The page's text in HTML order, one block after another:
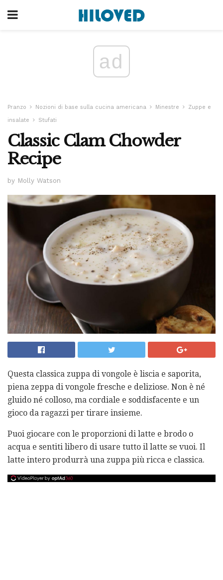
ad
Pranzo Nozioni di base sulla cucina americana Minestre
Zuppe e
insalate
Stufati
Classic Clam Chowder
Recipe
by Molly Watson
Questa classica zuppa di vongole è liscia e saporita,
piena zeppa di vongole fresche e deliziose. Non è né
gluido né colloso, ma cordiale e soddisfacente e un
gioco da ragazzi per tirare insieme.
Puoi giocare con le proporzioni di latte e brodo o
acqua e sentiti libero di usare tutto il latte se vuoi. Il
latte intero produrrà una zuppa più ricca e classica.